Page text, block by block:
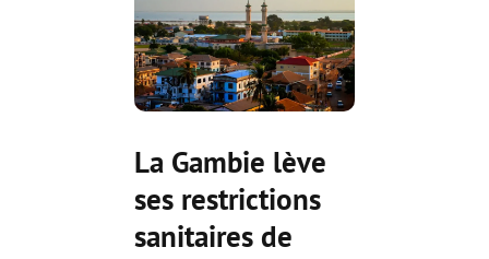
La Gambie lève
ses restrictions
sanitaires de